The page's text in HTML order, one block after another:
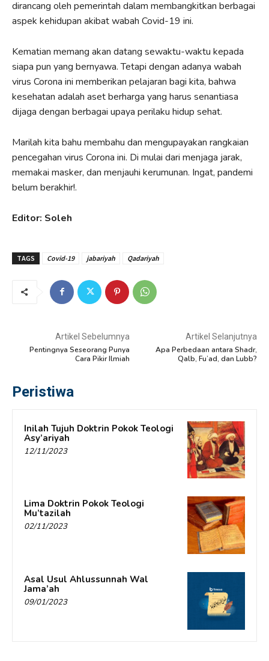
dirancang oleh pemerintah dalam membangkitkan berbagai
aspek kehidupan akibat wabah Covid-19 ini.
Kematian memang akan datang sewaktu-waktu kepada
siapa pun yang bernyawa. Tetapi dengan adanya wabah
virus Corona ini memberikan pelajaran bagi kita, bahwa
kesehatan adalah aset berharga yang harus senantiasa
dijaga dengan berbagai upaya perilaku hidup sehat.
Marilah kita bahu membahu dan mengupayakan rangkaian
pencegahan virus Corona ini. Di mulai dari menjaga jarak,
memakai masker, dan menjauhi kerumunan. Ingat, pandemi
belum berakhir!.
Editor: Soleh
TAGS Covid-19 jabariyah Qadariyah
Artikel Sebelumnya
Pentingnya Seseorang Punya
Cara Pikir Ilmiah
Artikel Selanjutnya
Apa Perbedaan antara Shadr,
Qalb, Fu’ad, dan Lubb?
Peristiwa
Inilah Tujuh Doktrin Pokok Teologi
Asy’ariyah
12/11/2023
Lima Doktrin Pokok Teologi
Mu’tazilah
02/11/2023
Asal Usul Ahlussunnah Wal
Jama’ah
09/01/2023